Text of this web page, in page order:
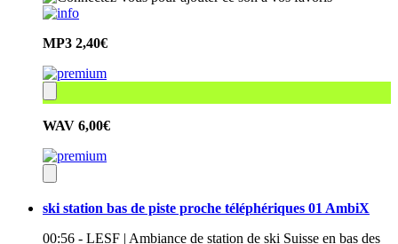
MP3 2,40€
WAV 6,00€
ski station bas de piste proche téléphériques 01 AmbiX
00:56 - LESF | Ambiance de station de ski Suisse en bas des